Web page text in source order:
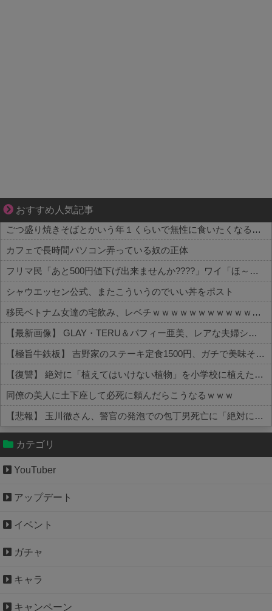
おすすめ人気記事
【マンガ】ぜんぶ私が中心
ごつ盛り焼きそばとかいう年１くらいで無性に食いたくなるやつｗｗｗｗｗｗｗｗ
カフェで長時間パソコン弄っている奴の正体
フリマ民「あと500円値下げ出来ませんか????」ワイ「ほ～い購入ｗ」
シャウエッセン公式、またこういうのでいい丼をポスト
移民ベトナム女達の宅飲み、レベチｗｗｗｗｗｗｗｗｗｗｗｗｗｗｗｗｗｗｗｗｗｗｗｗ
【最新画像】 GLAY・TERU＆パフィー亜美、レアな夫婦ショットを公開してしまう！
【極旨牛鉄板】 吉野家のステーキ定食1500円、ガチで美味そうｗｗｗ
【復讐】 絶対に「植えてはいけない植物」を小学校に植えた→20年経って見に行くと…「！？」衝撃の光景が・・・
同僚の美人に土下座して必死に頼んだらこうなるｗｗｗ
【悲報】 玉川徹さん、警官の発泡での包丁男死亡に「絶対に死刑にならない罪なのに警察が死刑にした！」 → 元警官のマジレスがコチラ → ………
Powered by livedoor 相互RSS
カテゴリ
YouTuber
アップデート
イベント
ガチャ
キャラ
キャンペーン